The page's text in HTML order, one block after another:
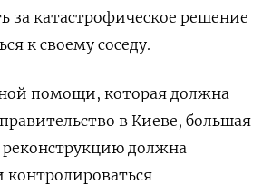
за катастрофическое решение
к своему соседу.
помощи, которая должна
в Киеве, большая
должна
контролироваться